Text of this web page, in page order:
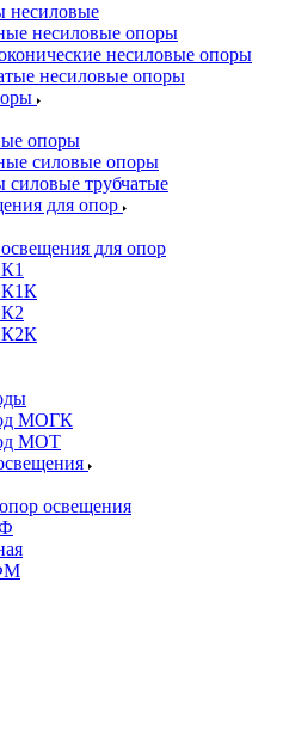
несиловые
несиловые опоры
несиловые опоры
несиловые опоры
опоры
силовые опоры
трубчатые
для опор
для опор
К1К
К2К
МОГК
МОТ
освещения